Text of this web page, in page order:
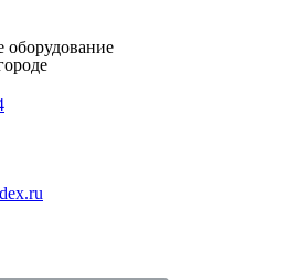
оборудование